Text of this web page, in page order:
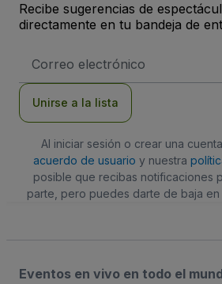
Recibe sugerencias de
directamente en tu bandeja de
de
Unirse a la lista
Al iniciar sesión o crear una
acuerdo de usuario y nuestra
posible que recibas notificaciones
parte, pero puedes darte de baja en
Eventos en vivo en todo el